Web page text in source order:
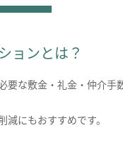
ョンとは？
要な敷金・礼金・仲介手
にもおすすめです。